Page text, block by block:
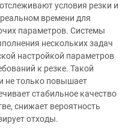
условия резки и
времени для
параметров. Системы
нескольких задач
настройкой параметров
к резке. Такой
не только повышает
стабильное качество
снижает вероятность
отходы.